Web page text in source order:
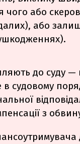
чого або
або
до суду —
в судовому
з